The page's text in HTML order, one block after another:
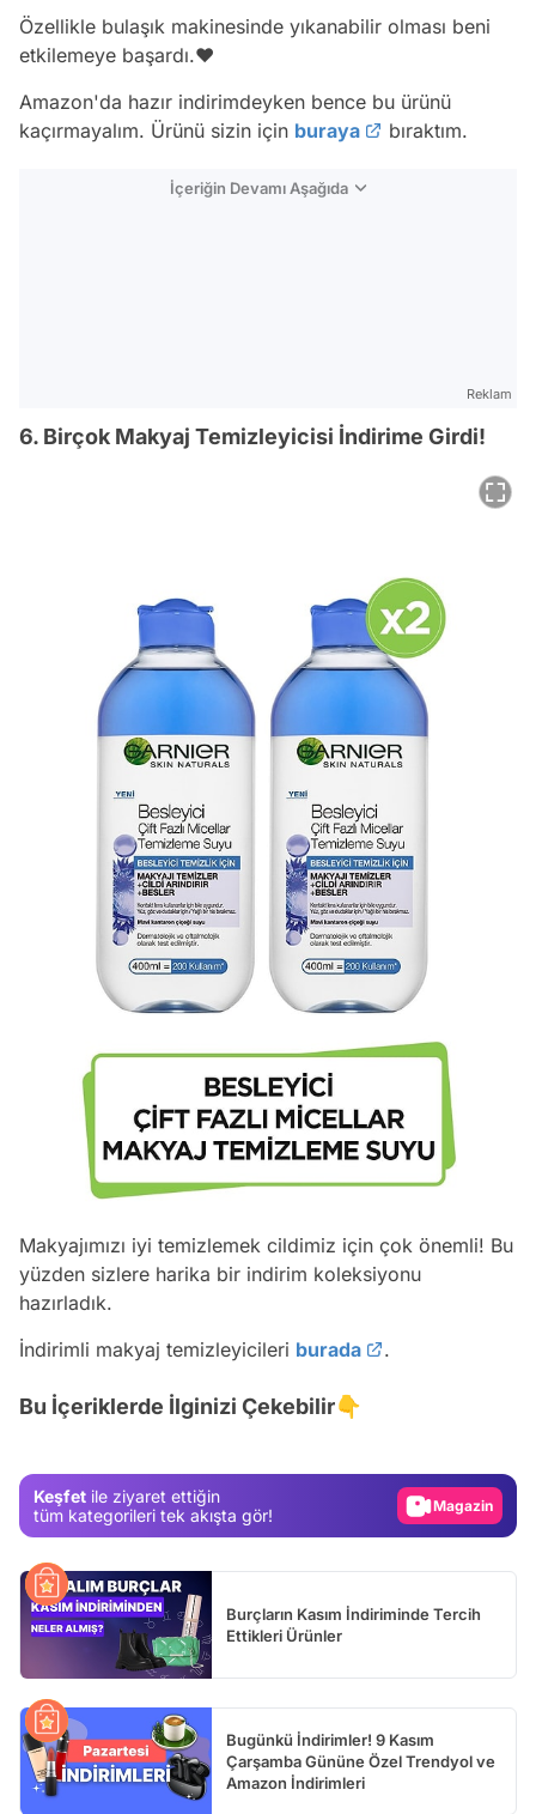
Özellikle bulaşık makinesinde yıkanabilir olması beni
etkilemeye başardı.❤️
Amazon'da hazır indirimdeyken bence bu ürünü
kaçırmayalım. Ürünü sizin için buraya bıraktım.
İçeriğin Devamı Aşağıda
Reklam
6. Birçok Makyaj Temizleyicisi İndirime Girdi!
Makyajımızı iyi temizlemek cildimiz için çok önemli! Bu
yüzden sizlere harika bir indirim koleksiyonu
hazırladık.
İndirimli makyaj temizleyicileri burada .
Bu İçeriklerde İlginizi Çekebilir👇
Keşfet ile ziyaret ettiğin
tüm kategorileri tek akışta gör!
Video
Burçların Kasım İndiriminde Tercih
Ettikleri Ürünler
Bugünkü İndirimler! 9 Kasım
Çarşamba Gününe Özel Trendyol ve
Amazon İndirimleri